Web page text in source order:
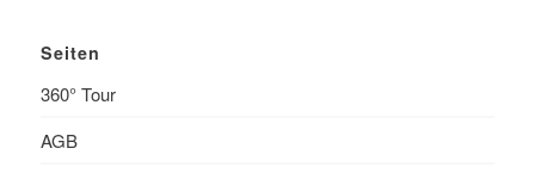
Seiten
360° Tour
AGB